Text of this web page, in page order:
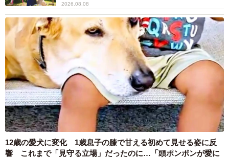
2026.08.08
12歳の愛犬に変化 1歳息子の膝で甘える初めて見せる姿に反
響 これまで「見守る立場」だったのに…「頭ポンポンが愛に